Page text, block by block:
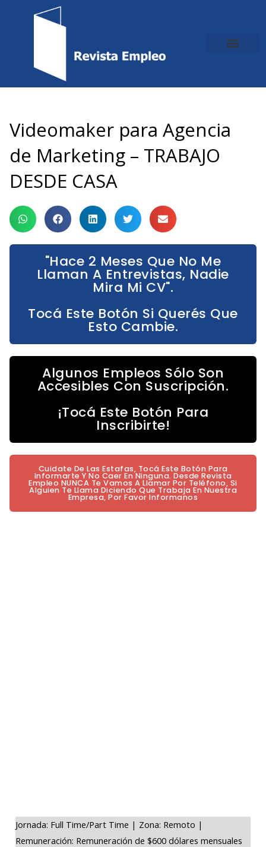
Videomaker para Agencia
de Marketing – TRABAJO
DESDE CASA
"Hace 2 Meses Que No Me
Llaman A Entrevistas, Nadie
Mira Mi CV".
Tocá Este Botón Si Querés Que
Esto Cambie.
Algunos Empleos Sólo Son
Accesibles Con Suscripción.
¡Tocá Este Botón Para
Inscribirte!
Cuidate De Las Estafas, Tocá Este Botón Para
Informarte Y No Caer En Ninguna. Desde Revista
Empleo NUNCA Te Vamos A Llamar Por Teléfono, Si
Alguien Te Llama Diciendo Que Trabaja En Nuestra
Empresa, Por Favor Informanos
Jornada: Full Time/Part Time | Zona: Remoto |
Remuneración: Remuneración de $600 dólares mensuales